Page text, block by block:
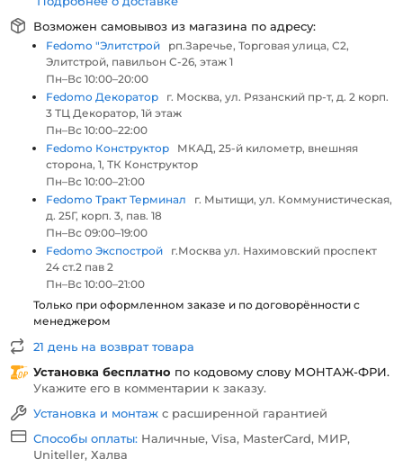
Возможен самовывоз из магазина по адресу:
Fedomo "Элитстрой
рп.Заречье, Торговая улица, С2,
Элитстрой, павильон С-26, этаж 1
Пн–Вс 10:00–20:00
Fedomo Декоратор
г. Москва, ул. Рязанский пр-т, д. 2 корп.
3 ТЦ Декоратор, 1й этаж
Пн–Вс 10:00–22:00
Fedomo Конструктор
МКАД, 25-й километр, внешняя
сторона, 1, ТК Конструктор
Пн–Вс 10:00–21:00
Fedomo Тракт Терминал
г. Мытищи, ул. Коммунистическая,
д. 25Г, корп. 3, пав. 18
Пн–Вс 09:00–19:00
Fedomo Экспострой
г.Москва ул. Нахимовский проспект
24 ст.2 пав 2
Пн–Вс 10:00–21:00
Только при оформленном заказе и по договорённости с
менеджером
21 день на возврат товара
Установка бесплатно по кодовому слову МОНТАЖ-ФРИ.
Укажите его в комментарии к заказу.
Установка и монтаж с расширенной гарантией
Способы оплаты: Наличные, Visa, MasterCard, МИР,
Uniteller, Халва